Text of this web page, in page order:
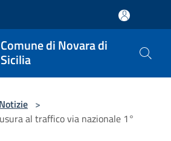
Comune di Novara di
Sicilia
Notizie >
al traffico via nazionale 1°